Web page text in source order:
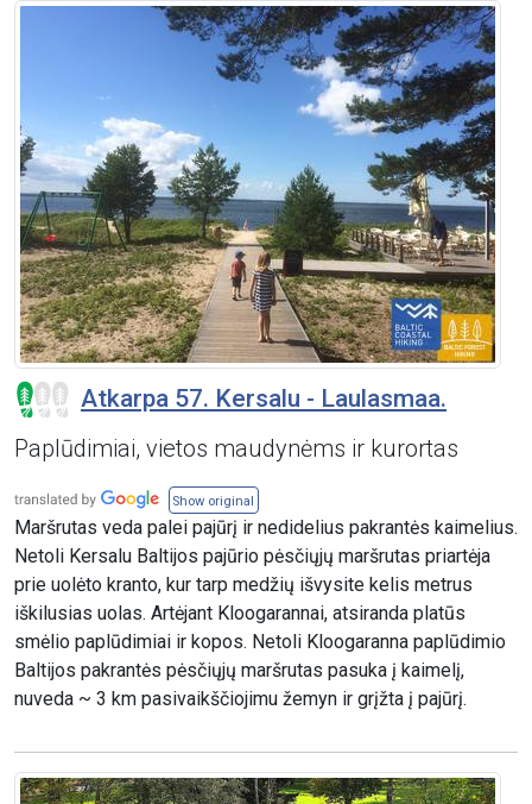
Atkarpa 57. Kersalu - Laulasmaa.
Paplūdimiai, vietos maudynėms ir kurortas
Show original
Maršrutas veda palei pajūrį ir nedidelius pakrantės kaimelius.
Netoli Kersalu Baltijos pajūrio pėsčiųjų maršrutas priartėja
prie uolėto kranto, kur tarp medžių išvysite kelis metrus
iškilusias uolas. Artėjant Kloogarannai, atsiranda platūs
smėlio paplūdimiai ir kopos. Netoli Kloogaranna paplūdimio
Baltijos pakrantės pėsčiųjų maršrutas pasuka į kaimelį,
nuveda ~ 3 km pasivaikščiojimu žemyn ir grįžta į pajūrį.